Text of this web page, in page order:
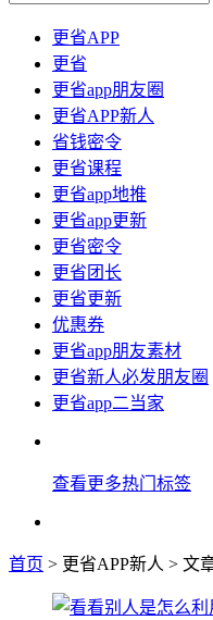
更省APP
更省
更省app朋友圈
更省APP新人
省钱密令
更省课程
更省app地推
更省app更新
更省密令
更省团长
更省更新
优惠券
更省app朋友素材
更省新人必发朋友圈
更省app二当家
查看更多热门标签
首页 > 更省APP新人 > 文